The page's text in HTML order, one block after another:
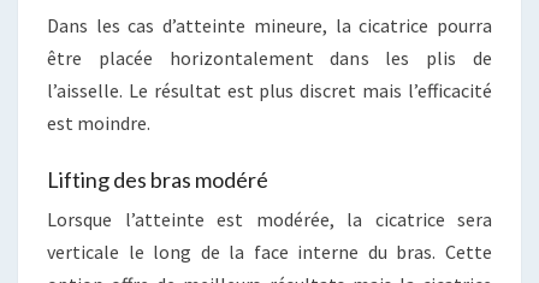
Dans les cas d’atteinte mineure, la cicatrice pourra
être placée horizontalement dans les plis de
l’aisselle. Le résultat est plus discret mais l’efficacité
est moindre.
Lifting des bras modéré
Lorsque l’atteinte est modérée, la cicatrice sera
verticale le long de la face interne du bras. Cette